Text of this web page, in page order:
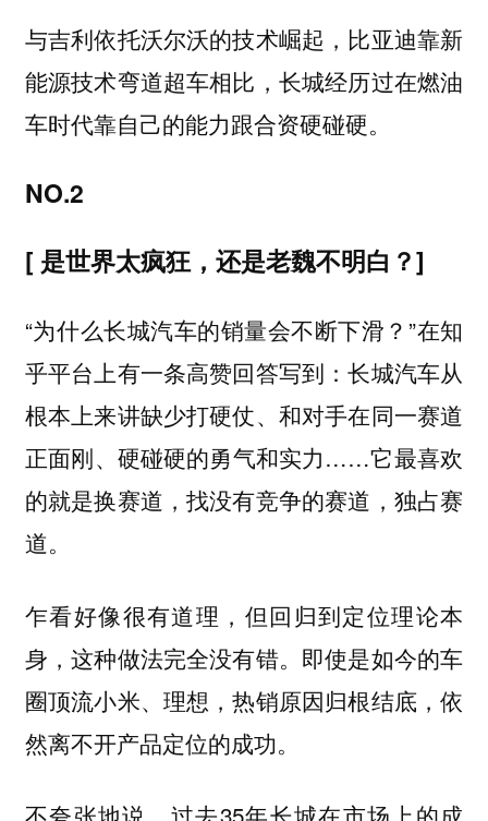
与吉利依托沃尔沃的技术崛起，比亚迪靠新
能源技术弯道超车相比，长城经历过在燃油
车时代靠自己的能力跟合资硬碰硬。
NO.2
[ 是世界太疯狂，还是老魏不明白？]
“为什么长城汽车的销量会不断下滑？”在知
乎平台上有一条高赞回答写到：长城汽车从
根本上来讲缺少打硬仗、和对手在同一赛道
正面刚、硬碰硬的勇气和实力……它最喜欢
的就是换赛道，找没有竞争的赛道，独占赛
道。
乍看好像很有道理，但回归到定位理论本
身，这种做法完全没有错。即使是如今的车
圈顶流小米、理想，热销原因归根结底，依
然离不开产品定位的成功。